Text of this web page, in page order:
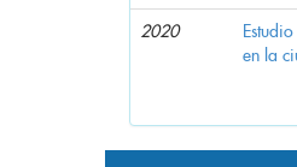
2020
en la